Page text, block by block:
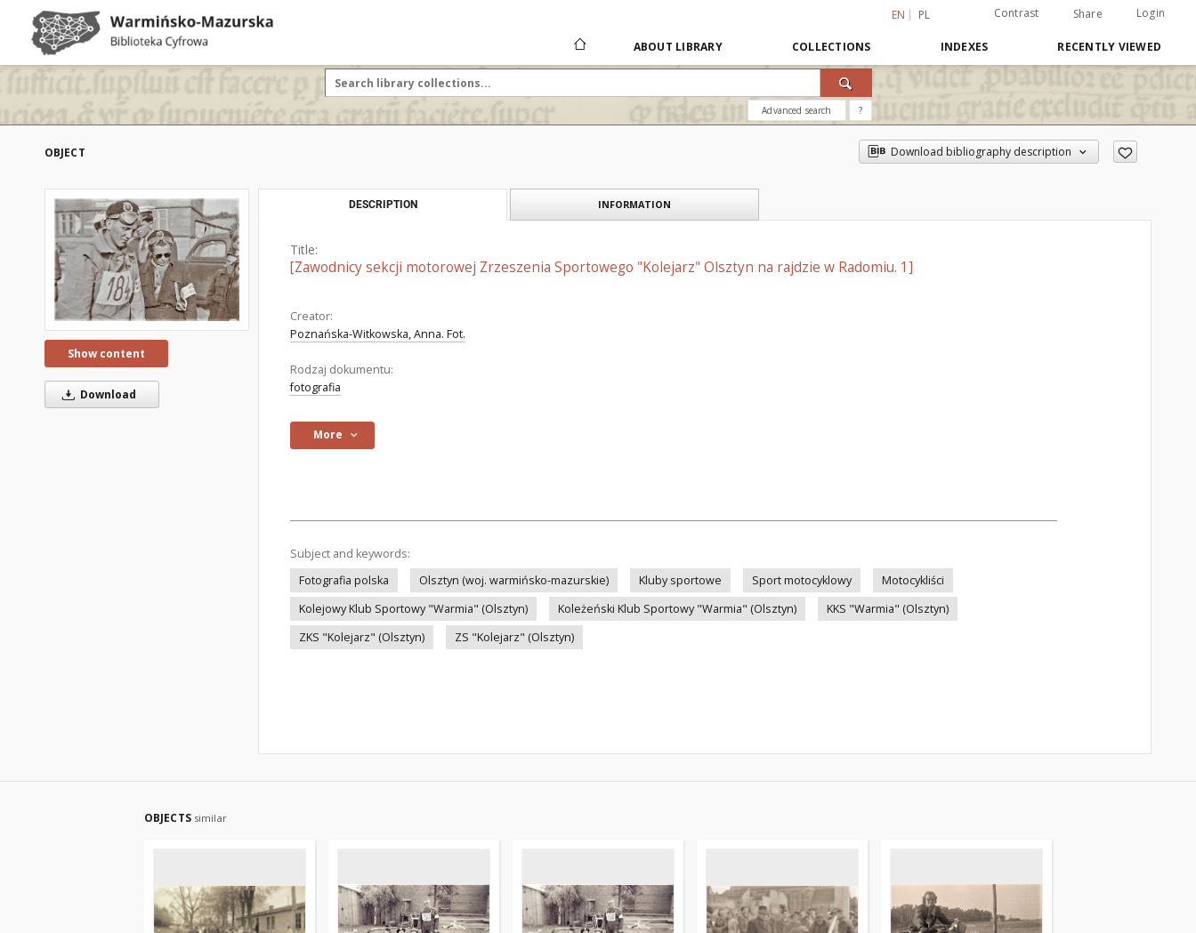
EN PL Contrast Share Login
ABOUT LIBRARY COLLECTIONS INDEXES RECENTLY VIEWED
Advanced search ?
OBJECT Download bibliography description
Show content
Download
DESCRIPTION INFORMATION
Title:
[Zawodnicy sekcji motorowej Zrzeszenia Sportowego "Kolejarz" Olsztyn na rajdzie w Radomiu. 1]
Creator:
Poznańska-Witkowska, Anna. Fot.
Rodzaj dokumentu:
fotografia
More
Subject and keywords:
Fotografia polska
Olsztyn (woj. warmińsko-mazurskie) Kluby sportowe Sport motocyklowy
Motocykliści
Kolejowy Klub Sportowy "Warmia" (Olsztyn)
Koleżeński Klub Sportowy "Warmia" (Olsztyn)
KKS "Warmia" (Olsztyn)
ZKS "Kolejarz" (Olsztyn)
ZS "Kolejarz" (Olsztyn)
OBJECTS similar